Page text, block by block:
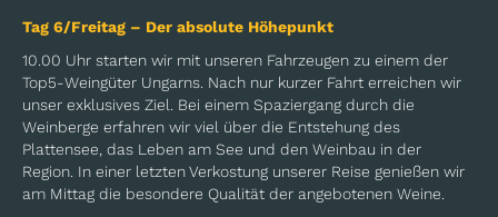
Tag 6/Freitag – Der absolute Höhepunkt
10.00 Uhr starten wir mit unseren Fahrzeugen zu einem der
Top5-Weingüter Ungarns. Nach nur kurzer Fahrt erreichen wir
unser exklusives Ziel. Bei einem Spaziergang durch die
Weinberge erfahren wir viel über die Entstehung des
Plattensee, das Leben am See und den Weinbau in der
Region. In einer letzten Verkostung unserer Reise genießen wir
am Mittag die besondere Qualität der angebotenen Weine.